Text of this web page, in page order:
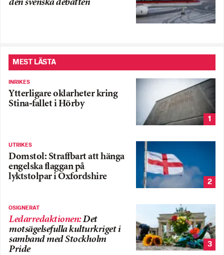
den svenska debatten
MEST LÄSTA
INRIKES
Ytterligare oklarheter kring
Stina-fallet i Hörby
1
UTRIKES
Domstol: Straffbart att hänga
engelska flaggan på
lyktstolpar i Oxfordshire
2
OSIGNERAT
Ledarredaktionen:Det
motsägelsefulla kulturkriget i
samband med Stockholm
Pride
3